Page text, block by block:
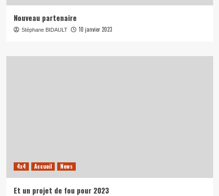
Nouveau partenaire
Stéphane BIDAULT 10 janvier 2023
4x4 Accueil News
Et un projet de fou pour 2023